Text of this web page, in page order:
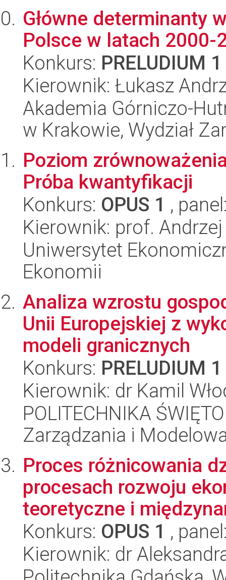
Główne determinanty
Polsce w latach 2000-
Konkurs: PRELUDIUM 1
Kierownik: Łukasz
Akademia Górniczo-
w Krakowie, Wydział
Poziom
Próba kwantyfikacji
Konkurs: OPUS 1 ,
Kierownik: prof.
Uniwersytet
Ekonomii
Analiza wzrostu
Unii Europejskiej z
modeli granicznych
Konkurs: PRELUDIUM 1
Kierownik: dr Kamil
POLITECHNIKA
Zarządzania i
Proces różnicowania
procesach rozwoju
teoretyczne i
Konkurs: OPUS 1 ,
Kierownik: dr